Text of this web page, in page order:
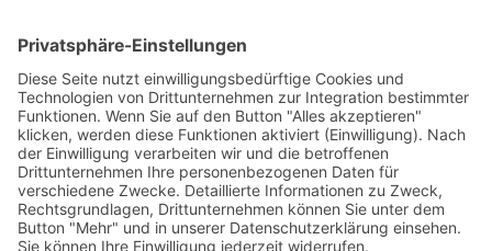
Susanne Steiger
Geschäfte
Newsletter
Kontakt